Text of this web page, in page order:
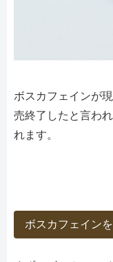
ボスカフェインが
売終了したと言わ
れます。
ボスカフェイン